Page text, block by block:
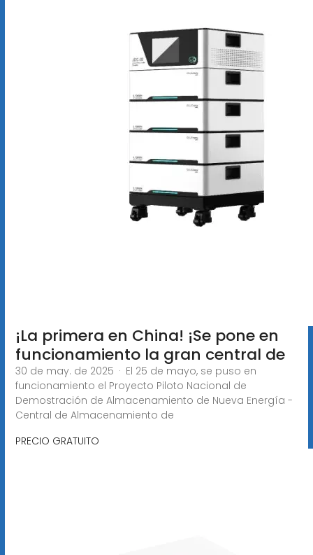
¡La primera en China! ¡Se pone en
funcionamiento la gran central de
30 de may. de 2025 · El 25 de mayo, se puso en
funcionamiento el Proyecto Piloto Nacional de
Demostración de Almacenamiento de Nueva Energía -
Central de Almacenamiento de
PRECIO GRATUITO